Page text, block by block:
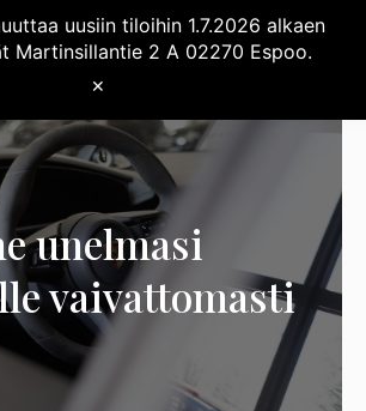
uusiin tiloihin 1.7.2026 alkaen
Martinsillantie 2 A 02270 Espoo.
✕
unelmasi
vaivattomasti